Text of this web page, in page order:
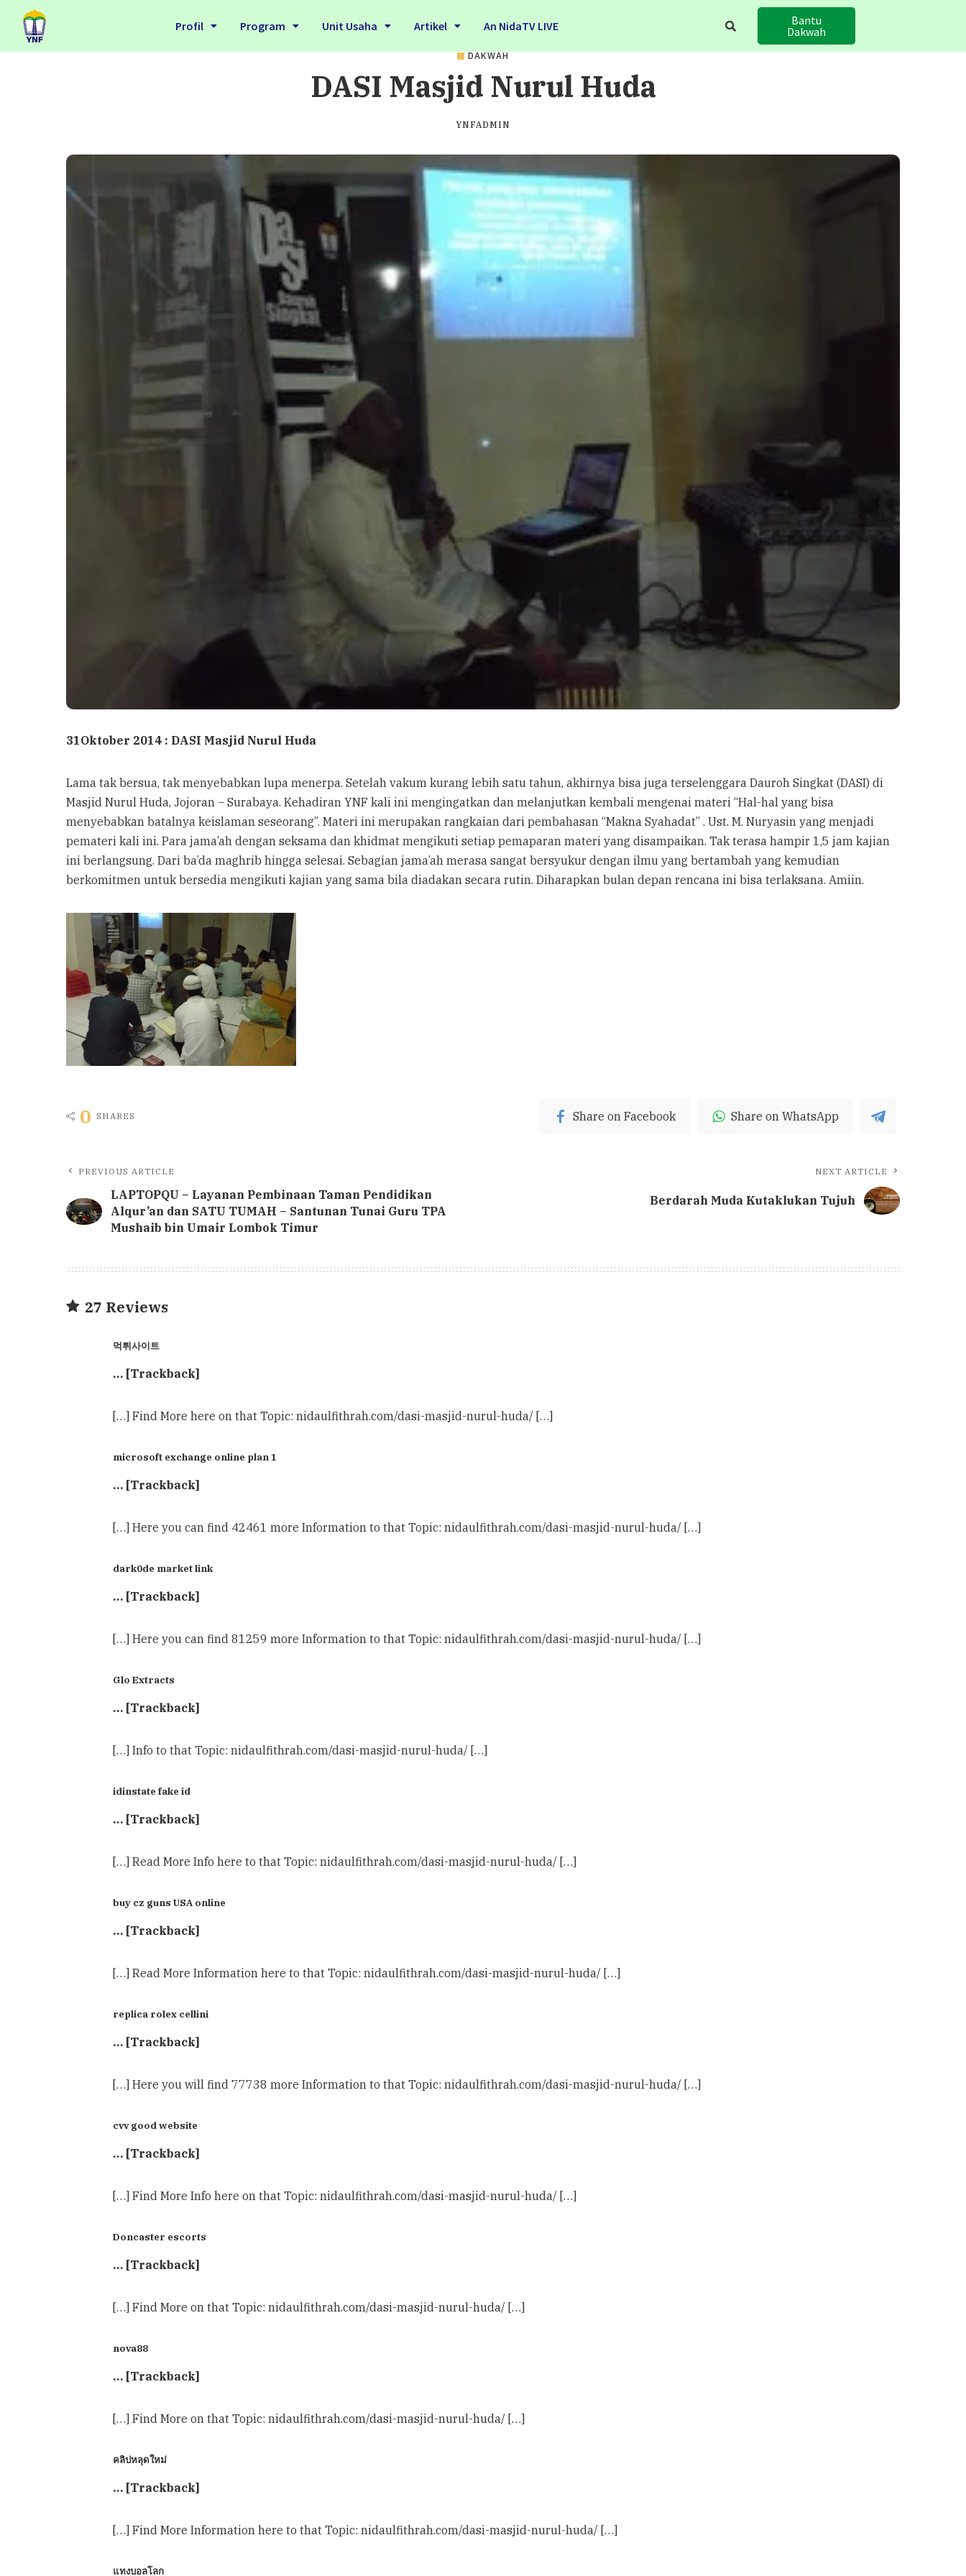
Profil Program Unit Usaha Artikel An NidaTV LIVE
Bantu
Dakwah
DAKWAH
DASI Masjid Nurul Huda
YNFADMIN
31Oktober 2014 : DASI Masjid Nurul Huda
Lama tak bersua, tak menyebabkan lupa menerpa. Setelah vakum kurang lebih satu tahun, akhirnya bisa juga terselenggara Dauroh Singkat (DASI) di
Masjid Nurul Huda, Jojoran – Surabaya. Kehadiran YNF kali ini mengingatkan dan melanjutkan kembali mengenai materi “Hal-hal yang bisa
menyebabkan batalnya keislaman seseorang”. Materi ini merupakan rangkaian dari pembahasan “Makna Syahadat” . Ust. M. Nuryasin yang menjadi
pemateri kali ini. Para jama’ah dengan seksama dan khidmat mengikuti setiap pemaparan materi yang disampaikan. Tak terasa hampir 1,5 jam kajian
ini berlangsung. Dari ba’da maghrib hingga selesai. Sebagian jama’ah merasa sangat bersyukur dengan ilmu yang bertambah yang kemudian
berkomitmen untuk bersedia mengikuti kajian yang sama bila diadakan secara rutin. Diharapkan bulan depan rencana ini bisa terlaksana. Amiin.
0 SHARES Share on Facebook Share on WhatsApp
PREVIOUS ARTICLE
LAPTOPQU – Layanan Pembinaan Taman Pendidikan
Alqur’an dan SATU TUMAH – Santunan Tunai Guru TPA
Mushaib bin Umair Lombok Timur
NEXT ARTICLE
Berdarah Muda Kutaklukan Tujuh
27 Reviews
먹튀사이트
… [Trackback]
[…] Find More here on that Topic: nidaulfithrah.com/dasi-masjid-nurul-huda/ […]
microsoft exchange online plan 1
… [Trackback]
[…] Here you can find 42461 more Information to that Topic: nidaulfithrah.com/dasi-masjid-nurul-huda/ […]
dark0de market link
… [Trackback]
[…] Here you can find 81259 more Information to that Topic: nidaulfithrah.com/dasi-masjid-nurul-huda/ […]
Glo Extracts
… [Trackback]
[…] Info to that Topic: nidaulfithrah.com/dasi-masjid-nurul-huda/ […]
idinstate fake id
… [Trackback]
[…] Read More Info here to that Topic: nidaulfithrah.com/dasi-masjid-nurul-huda/ […]
buy cz guns USA online
… [Trackback]
[…] Read More Information here to that Topic: nidaulfithrah.com/dasi-masjid-nurul-huda/ […]
replica rolex cellini
… [Trackback]
[…] Here you will find 77738 more Information to that Topic: nidaulfithrah.com/dasi-masjid-nurul-huda/ […]
cvv good website
… [Trackback]
[…] Find More Info here on that Topic: nidaulfithrah.com/dasi-masjid-nurul-huda/ […]
Doncaster escorts
… [Trackback]
[…] Find More on that Topic: nidaulfithrah.com/dasi-masjid-nurul-huda/ […]
nova88
… [Trackback]
[…] Find More on that Topic: nidaulfithrah.com/dasi-masjid-nurul-huda/ […]
คลิปหลุดใหม่
… [Trackback]
[…] Find More Information here to that Topic: nidaulfithrah.com/dasi-masjid-nurul-huda/ […]
แทงบอลโลก